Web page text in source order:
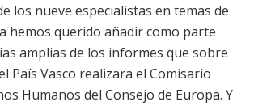
los nueve especialistas en temas de
hemos querido añadir como parte
amplias de los informes que sobre
País Vasco realizara el Comisario
Humanos del Consejo de Europa. Y